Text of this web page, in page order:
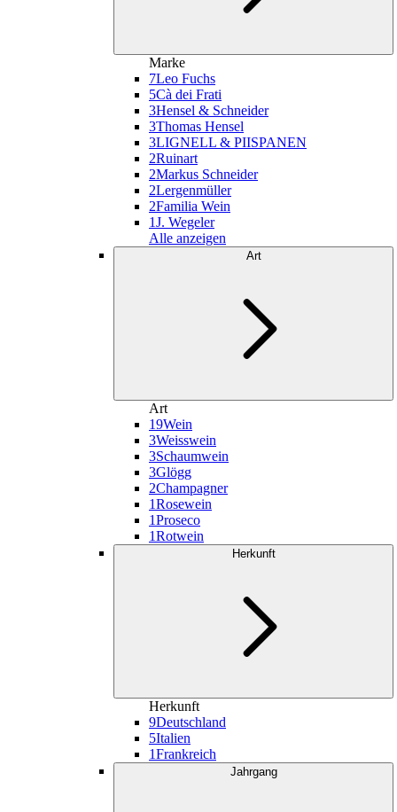
Marke
7Leo Fuchs
5Cà dei Frati
3Hensel & Schneider
3Thomas Hensel
3LIGNELL & PIISPANEN
2Ruinart
2Markus Schneider
2Lergenmüller
2Familia Wein
1J. Wegeler
Alle anzeigen
Art
Art
19Wein
3Weisswein
3Schaumwein
3Glögg
2Champagner
1Rosewein
1Proseco
1Rotwein
Herkunft
Herkunft
9Deutschland
5Italien
1Frankreich
Jahrgang